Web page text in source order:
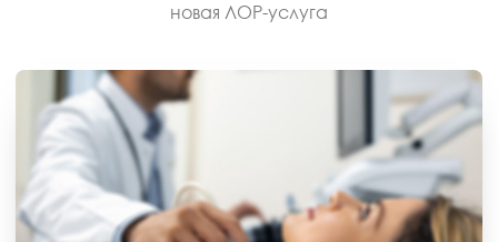
новая ЛОР-услуга